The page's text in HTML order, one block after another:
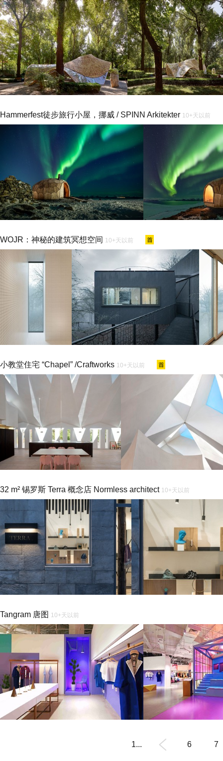
Hammerfest徒步旅行小屋，挪威 / SPINN Arkitekter 10+天以前
WOJR：神秘的建筑冥想空间 10+天以前
小教堂住宅 “Chapel” /Craftworks 10+天以前
32 m² 锡罗斯 Terra 概念店 Normless architect 10+天以前
Tangram 唐图 10+天以前
1... 6 7